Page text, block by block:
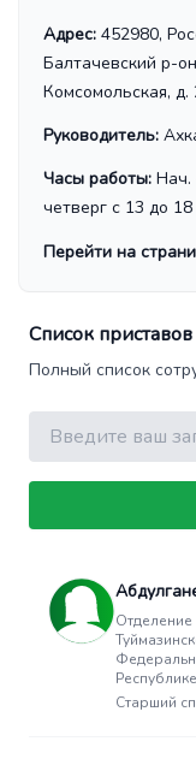
Адрес: 452980,
Балтачевский р-
Комсомольская, д.
Руководитель:
Часы работы: Нач.
четверг с 13 до 18
Перейти на
Список
Полный список
Поиск
Отделение
Старший